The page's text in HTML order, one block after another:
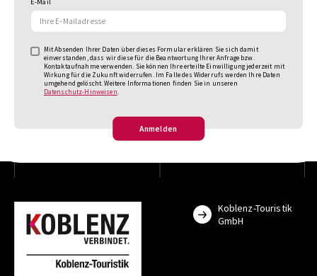
E-Mail
Mit Absenden Ihrer Daten über dieses Formular erklären Sie sich damit
einverstanden, dass wir diese für die Beantwortung Ihrer Anfrage bzw.
Kontaktaufnahme verwenden. Sie können Ihre erteilte Einwilligung jederzeit mit
Wirkung für die Zukunft widerrufen. Im Falle des Widerrufs werden Ihre Daten
umgehend gelöscht. Weitere Informationen finden Sie in unseren
Datenschutz-Hinweisen.
Anmelden
Koblenz-Touristik
GmbH